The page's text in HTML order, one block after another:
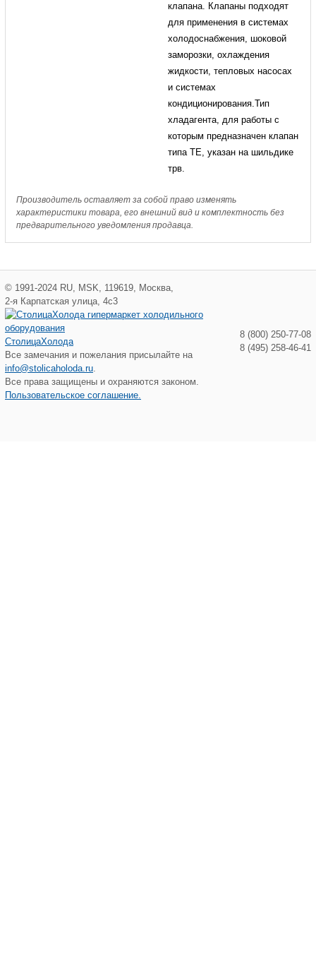
клапана. Клапаны подходят
для применения в системах
холодоснабжения, шоковой
заморозки, охлаждения
жидкости, тепловых насосах
и системах
кондиционирования.Тип
хладагента, для работы с
которым предназначен клапан
типа TE, указан на шильдике
трв.
Производитель оставляет за собой право изменять
характеристики товара, его внешний вид и комплектность без
предварительного уведомления продавца.
© 1991-2024 RU MSK 119619 Москва
2-я Карпатская улица, 4с3
СтолицаХолода
Все замечания и пожелания присылайте на
info@stolicaholoda.ru
Все права защищены и охраняются законом.
Пользовательское соглашение.
8 (800) 250-77-08
8 (495) 258-46-41